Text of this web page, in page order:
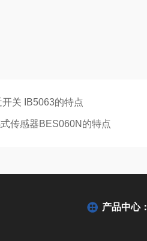
关 IB5063的特点
传感器BES060N的特点
产品中心：